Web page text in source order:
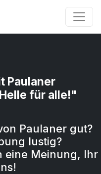
Paulaner
für alle!"
Paulaner gut?
lustig?
eine Meinung, Ihr